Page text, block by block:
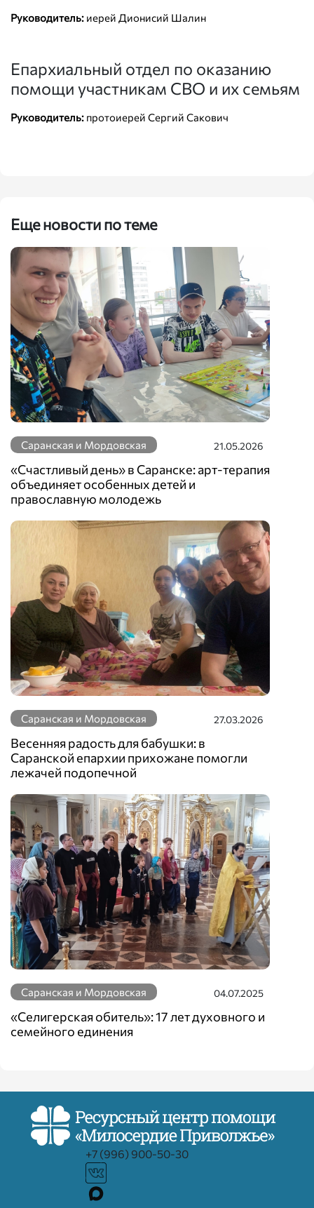
Руководитель: иерей Дионисий Шалин
Епархиальный отдел по оказанию
помощи участникам СВО и их семьям
Руководитель: протоиерей Сергий Сакович
Еще новости по теме
Саранская и Мордовская 21.05.2026
«Счастливый день» в Саранске: арт-терапия
объединяет особенных детей и
православную молодежь
Саранская и Мордовская 27.03.2026
Весенняя радость для бабушки: в
Саранской епархии прихожане помогли
лежачей подопечной
Саранская и Мордовская 04.07.2025
«Селигерская обитель»: 17 лет духовного и
семейного единения
+7 (996) 900-50-30